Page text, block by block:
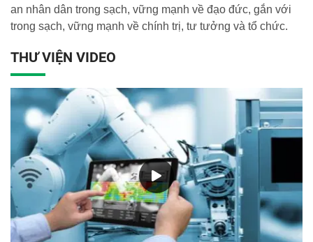
an nhân dân trong sạch, vững mạnh về đạo đức, gắn với
trong sạch, vững mạnh về chính trị, tư tưởng và tổ chức.
THƯ VIỆN VIDEO